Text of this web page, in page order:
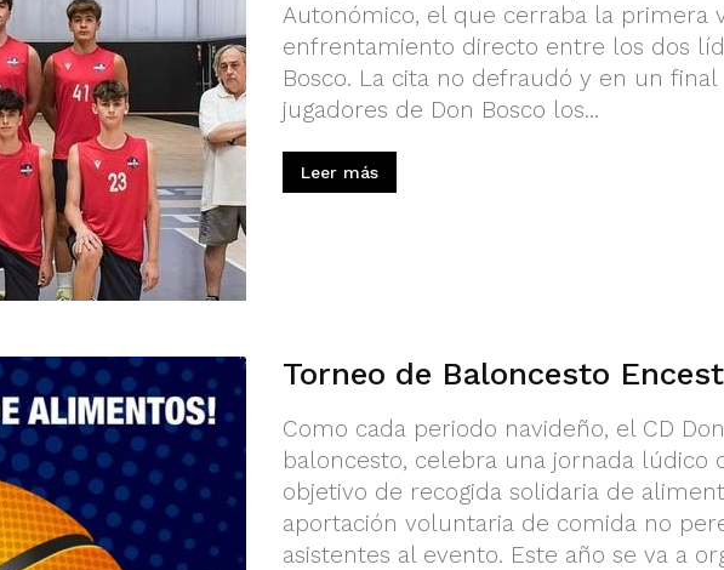
Autonómico, el que cerraba la primera
enfrentamiento directo entre los dos
Bosco. La cita no defraudó y en un
jugadores de Don Bosco los...
Leer más
Torneo de Baloncesto
Como cada periodo navideño, el CD
baloncesto, celebra una jornada lúdico
objetivo de recogida solidaria de
aportación voluntaria de comida no
asistentes al evento. Este año se va a